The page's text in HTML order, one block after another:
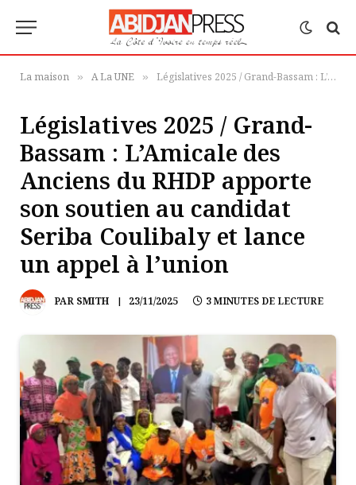
La maison » A La UNE » Législatives 2025 / Grand-Bassam : L’Amicale des Anciens du RHDP apporte son soutien au candidat Seriba Coulibaly et lance un appel à l’union
Législatives 2025 / Grand-
Bassam : L’Amicale des
Anciens du RHDP apporte
son soutien au candidat
Seriba Coulibaly et lance
un appel à l’union
PAR SMITH 23/11/2025 3 MINUTES DE LECTURE